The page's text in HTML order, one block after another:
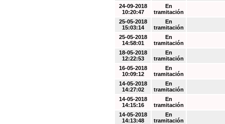
24-09-2018
10:20:47
En
tramitación
25-05-2018
15:03:14
En
tramitación
25-05-2018
14:58:01
En
tramitación
18-05-2018
12:22:53
En
tramitación
16-05-2018
10:09:12
En
tramitación
14-05-2018
14:27:02
En
tramitación
14-05-2018
14:15:16
En
tramitación
14-05-2018
14:13:48
En
tramitación